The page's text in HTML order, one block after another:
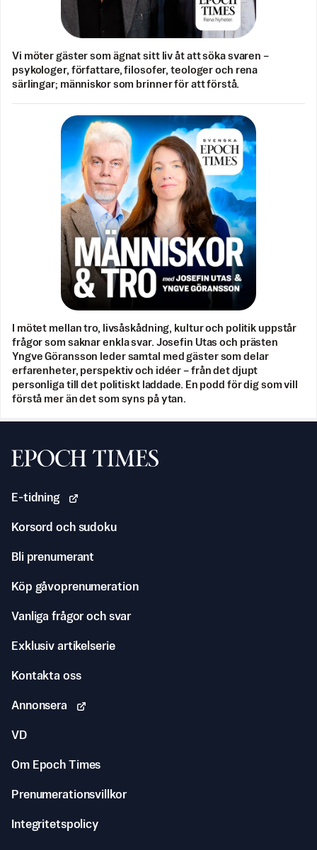
Vi möter gäster som ägnat sitt liv åt att söka svaren –
psykologer, författare, filosofer, teologer och rena
särlingar; människor som brinner för att förstå.
I mötet mellan tro, livsåskådning, kultur och politik uppstår
frågor som saknar enkla svar. Josefin Utas och prästen
Yngve Göransson leder samtal med gäster som delar
erfarenheter, perspektiv och idéer – från det djupt
personliga till det politiskt laddade. En podd för dig som vill
förstå mer än det som syns på ytan.
Svenska Epoch Times
E-tidning
Korsord och sudoku
Bli prenumerant
Köp gåvoprenumeration
Vanliga frågor och svar
Exklusiv artikelserie
Kontakta oss
Annonsera
VD
Om Epoch Times
Prenumerationsvillkor
Integritetspolicy